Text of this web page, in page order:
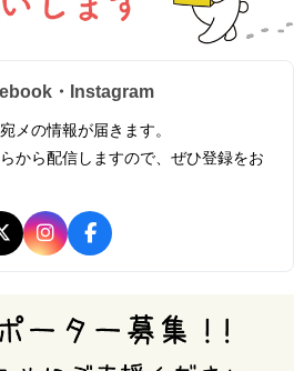
・Instagram
メの情報が届きます。
から配信しますので、ぜひ登録をお